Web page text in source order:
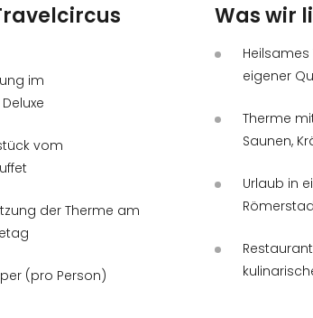
im
vom
der Therme am
(pro Person)
Was wir
eigener
Therme
Saunen,
Urlaub in